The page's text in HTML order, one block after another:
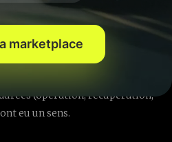
Au contraire, le jeudi, il a
l’idée même de se battre pour
(opération, récupération,
eu un sens.
marketplace